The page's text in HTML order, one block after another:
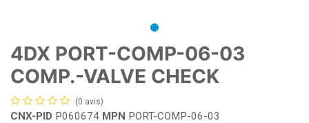
4DX PORT-COMP-06-03
COMP.-VALVE CHECK
(0 avis)
CNX-PID P060674 MPN PORT-COMP-06-03